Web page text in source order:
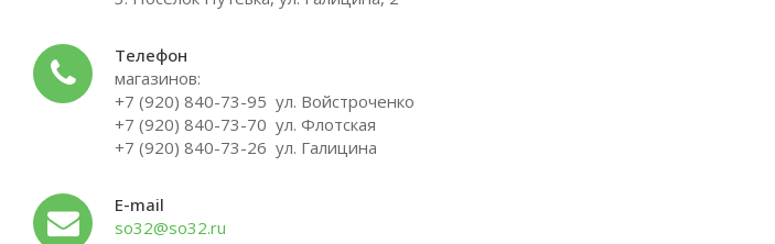
Телефон
магазинов:
+7 (920) 840-73-95 ул. Войстроченко
+7 (920) 840-73-70 ул. Флотская
+7 (920) 840-73-26 ул. Галицина
E-mail
so32@so32.ru